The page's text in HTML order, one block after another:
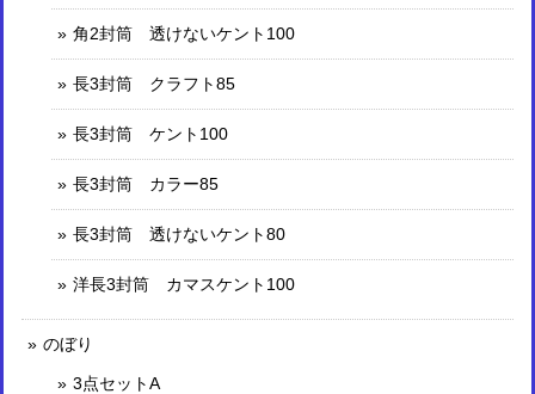
角2封筒 透けないケント100
長3封筒 クラフト85
長3封筒 ケント100
長3封筒 カラー85
長3封筒 透けないケント80
洋長3封筒 カマスケント100
のぼり
3点セットA